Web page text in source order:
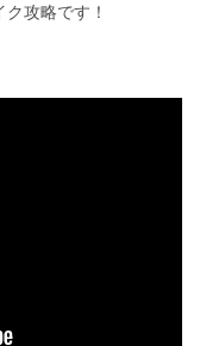
攻略です！